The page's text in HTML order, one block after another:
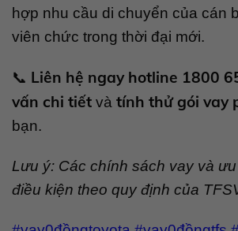
hợp nhu cầu di chuyển của cán
viên chức trong thời đại mới.
📞 Liên hệ ngay hotline 1800
vấn chi tiết và tính thử gói vay
bạn.
Lưu ý: Các chính sách vay và
điều kiện theo quy định của